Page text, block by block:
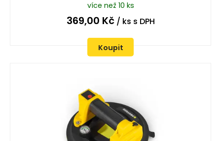
více než 10 ks
369,00 Kč/ ks s DPH
Koupit